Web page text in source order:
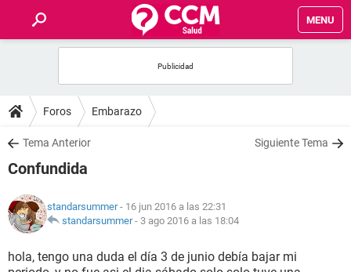
MENU
FOROS
SALUD
NUTRICIÓN
BIENESTAR
Foros Embarazo
Tema Anterior Siguiente Tema
Confundida
standarsummer- 16 jun 2016 a las 22:31
standarsummer- 3 ago 2016 a las 18:04
hola, tengo una duda el día 3 de junio debía bajar mi